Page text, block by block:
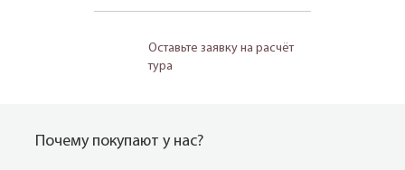
Оставьте заявку на расчёт
тура
Почему покупают у нас?